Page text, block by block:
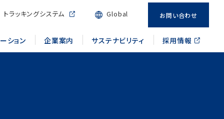
トラッキングシステム Global お問い合わせ
ション 企業案内 サステナビリティ 採用情報